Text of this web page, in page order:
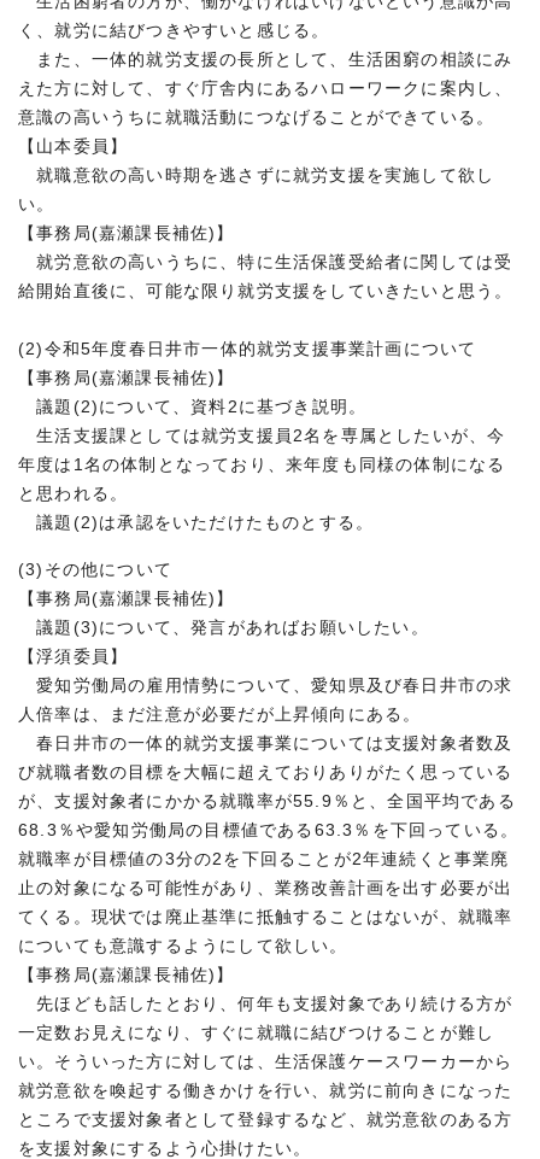
く、就労に結びつきやすいと感じる。
また、一体的就労支援の長所として、生活困窮の相談にみ
えた方に対して、すぐ庁舎内にあるハローワークに案内し、
意識の高いうちに就職活動につなげることができている。
【山本委員】
就職意欲の高い時期を逃さずに就労支援を実施して欲し
い。
【事務局(嘉瀬課長補佐)】
就労意欲の高いうちに、特に生活保護受給者に関しては受
給開始直後に、可能な限り就労支援をしていきたいと思う。
(2)令和5年度春日井市一体的就労支援事業計画について
【事務局(嘉瀬課長補佐)】
議題(2)について、資料2に基づき説明。
生活支援課としては就労支援員2名を専属としたいが、今
年度は1名の体制となっており、来年度も同様の体制になる
と思われる。
議題(2)は承認をいただけたものとする。
(3)その他について
【事務局(嘉瀬課長補佐)】
議題(3)について、発言があればお願いしたい。
【浮須委員】
愛知労働局の雇用情勢について、愛知県及び春日井市の求
人倍率は、まだ注意が必要だが上昇傾向にある。
春日井市の一体的就労支援事業については支援対象者数及
び就職者数の目標を大幅に超えておりありがたく思っている
が、支援対象者にかかる就職率が55.9％と、全国平均である
68.3％や愛知労働局の目標値である63.3％を下回っている。
就職率が目標値の3分の2を下回ることが2年連続くと事業廃
止の対象になる可能性があり、業務改善計画を出す必要が出
てくる。現状では廃止基準に抵触することはないが、就職率
についても意識するようにして欲しい。
【事務局(嘉瀬課長補佐)】
先ほども話したとおり、何年も支援対象であり続ける方が
一定数お見えになり、すぐに就職に結びつけることが難し
い。そういった方に対しては、生活保護ケースワーカーから
就労意欲を喚起する働きかけを行い、就労に前向きになった
ところで支援対象者として登録するなど、就労意欲のある方
を支援対象にするよう心掛けたい。